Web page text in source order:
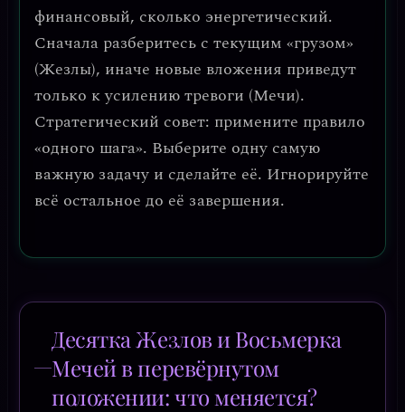
финансовый, сколько энергетический.
Сначала разберитесь с текущим «грузом»
(Жезлы), иначе новые вложения приведут
только к усилению тревоги (Мечи).
Стратегический совет: примените правило
«одного шага». Выберите одну самую
важную задачу и сделайте её. Игнорируйте
всё остальное до её завершения.
Десятка Жезлов и Восьмерка
Мечей в перевёрнутом
положении: что меняется?